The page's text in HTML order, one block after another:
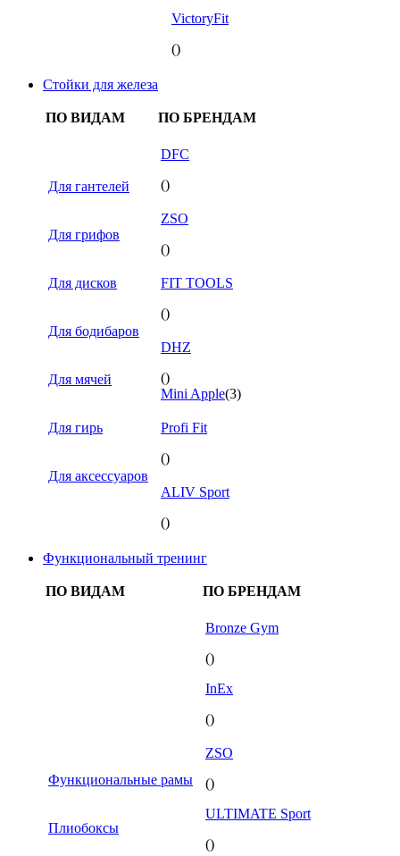
VictoryFit
()
Стойки для железа
ПО ВИДАМ ПО БРЕНДАМ
Для гантелей
Для грифов
Для дисков
Для бодибаров
Для мячей
Для гирь
Для аксессуаров
DFC
()
ZSO
()
FIT TOOLS
()
DHZ
()
Mini Apple(3)
Profi Fit
()
ALIV Sport
()
Функциональный тренинг
ПО ВИДАМ ПО БРЕНДАМ
Функциональные рамы
Плиобоксы
Bronze Gym
()
InEx
()
ZSO
()
ULTIMATE Sport
()